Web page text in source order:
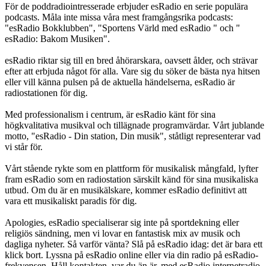
För de poddradiointresserade erbjuder esRadio en serie populära
podcasts. Måla inte missa våra mest framgångsrika podcasts:
"esRadio Bokklubben", "Sportens Värld med esRadio " och "
esRadio: Bakom Musiken".
esRadio riktar sig till en bred åhörarskara, oavsett ålder, och strävar
efter att erbjuda något för alla. Vare sig du söker de bästa nya hitsen
eller vill känna pulsen på de aktuella händelserna, esRadio är
radiostationen för dig.
Med professionalism i centrum, är esRadio känt för sina
högkvalitativa musikval och tillägnade programvärdar. Vårt jublande
motto, "esRadio - Din station, Din musik", ståtligt representerar vad
vi står för.
Vårt stående rykte som en plattform för musikalisk mångfald, lyfter
fram esRadio som en radiostation särskilt känd för sina musikaliska
utbud. Om du är en musikälskare, kommer esRadio definitivt att
vara ett musikaliskt paradis för dig.
Apologies, esRadio specialiserar sig inte på sportdekning eller
religiös sändning, men vi lovar en fantastisk mix av musik och
dagliga nyheter. Så varför vänta? Slå på esRadio idag: det är bara ett
klick bort. Lyssna på esRadio online eller via din radio på esRadio-